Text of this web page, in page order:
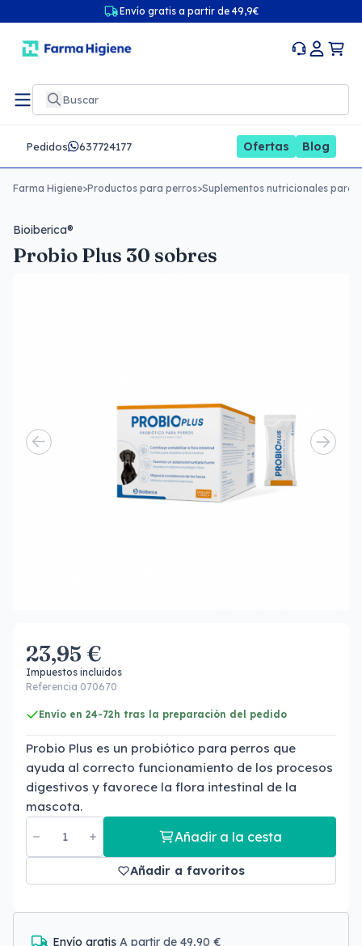
Envío gratis a partir de 49,9€
Pedidos 637724177 Ofertas Blog
Farma Higiene>Productos para perros>Suplementos nutricionales para
Bioiberica®
Probio Plus 30 sobres
23,95 €
Impuestos incluidos
Referencia 070670
Envío en 24-72h tras la preparación del pedido
Probio Plus es un probiótico para perros que
ayuda al correcto funcionamiento de los procesos
digestivos y favorece la flora intestinal de la
mascota.
Añadir a la cesta
Añadir a favoritos
Envío gratis A partir de 49,90 €